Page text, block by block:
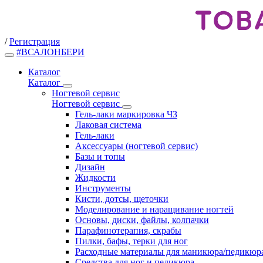
/ Регистрация
#ВСАЛОНБЕРИ
Каталог
Каталог
Ногтевой сервис
Ногтевой сервис
Гель-лаки маркировка ЧЗ
Лаковая система
Гель-лаки
Аксессуары (ногтевой сервис)
Базы и топы
Дизайн
Жидкости
Инструменты
Кисти, дотсы, щеточки
Моделирование и наращивание ногтей
Основы, диски, файлы, колпачки
Парафинотерапия, скрабы
Пилки, бафы, терки для ног
Расходные материалы для маникюра/